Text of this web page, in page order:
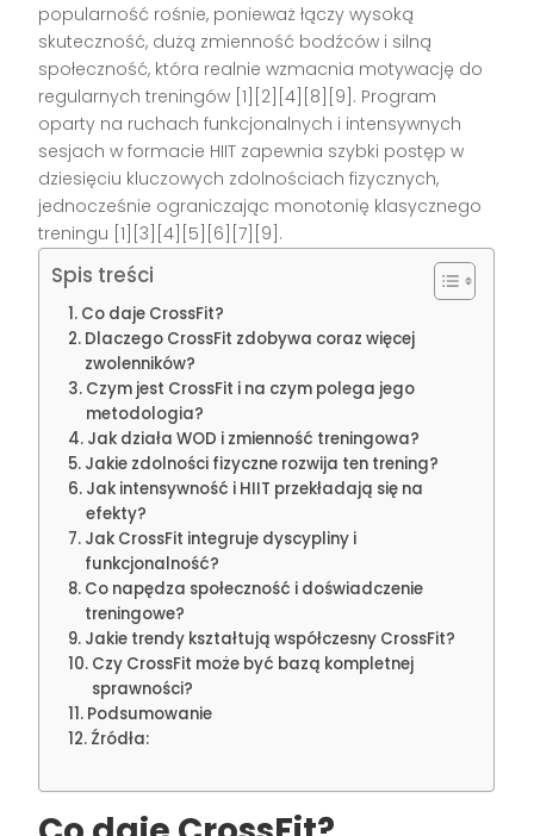
popularność rośnie, ponieważ łączy wysoką
skuteczność, dużą zmienność bodźców i silną
społeczność, która realnie wzmacnia motywację do
regularnych treningów [1][2][4][8][9]. Program
oparty na ruchach funkcjonalnych i intensywnych
sesjach w formacie HIIT zapewnia szybki postęp w
dziesięciu kluczowych zdolnościach fizycznych,
jednocześnie ograniczając monotonię klasycznego
treningu [1][3][4][5][6][7][9].
Spis treści
Co daje CrossFit?
Dlaczego CrossFit zdobywa coraz więcej
zwolenników?
Czym jest CrossFit i na czym polega jego
metodologia?
Jak działa WOD i zmienność treningowa?
Jakie zdolności fizyczne rozwija ten trening?
Jak intensywność i HIIT przekładają się na
efekty?
Jak CrossFit integruje dyscypliny i
funkcjonalność?
Co napędza społeczność i doświadczenie
treningowe?
Jakie trendy kształtują współczesny CrossFit?
Czy CrossFit może być bazą kompletnej
sprawności?
Podsumowanie
Źródła: